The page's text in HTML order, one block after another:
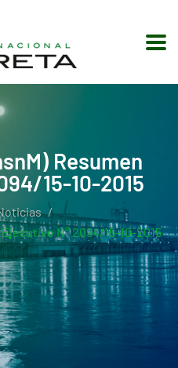
Resumen
15-10-2015
N° 2094/15-10-2015